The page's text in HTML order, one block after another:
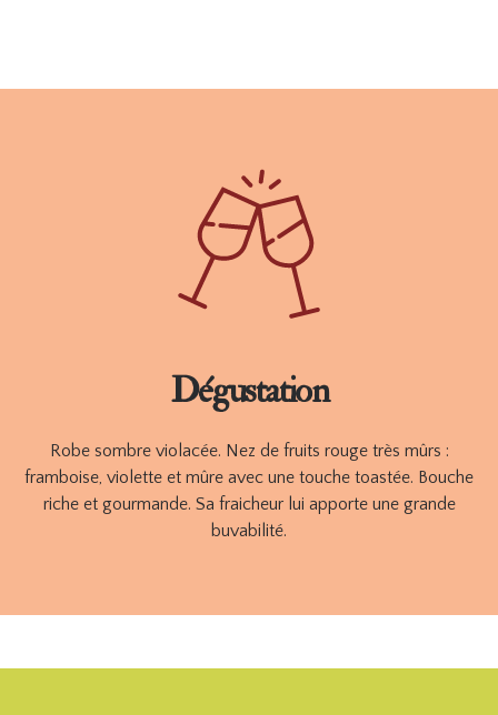
Tout comme les trois chiens du Domaine qui se délectent des
plus belles grappes, retrouvez dans ce vin A POIL, la pureté, la
gourmandise et la fraicheur des fruits frais, croquants.
Disponible en 75cl
FICHE TECHNIQUE
Dégustation
Robe sombre violacée. Nez de fruits rouge très mûrs :
framboise, violette et mûre avec une touche toastée. Bouche
riche et gourmande. Sa fraicheur lui apporte une grande
buvabilité.